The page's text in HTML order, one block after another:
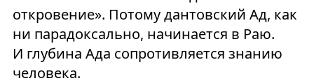
откровение». Потому дантовский Ад, как
ни парадоксально, начинается в Раю.
И глубина Ада сопротивляется знанию
человека.